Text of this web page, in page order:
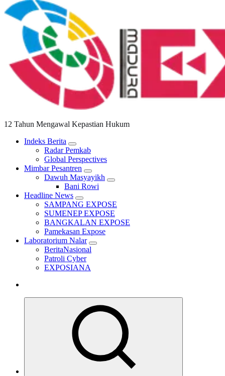
12 Tahun Mengawal Kepastian Hukum
Indeks Berita
Radar Pemkab
Global Perspectives
Mimbar Pesantren
Dawuh Masyayikh
Bani Rowi
Headline News
SAMPANG EXPOSE
SUMENEP EXPOSE
BANGKALAN EXPOSE
Pamekasan Expose
Laboratorium Nalar
BeritaNasional
Patroli Cyber
EXPOSIANA